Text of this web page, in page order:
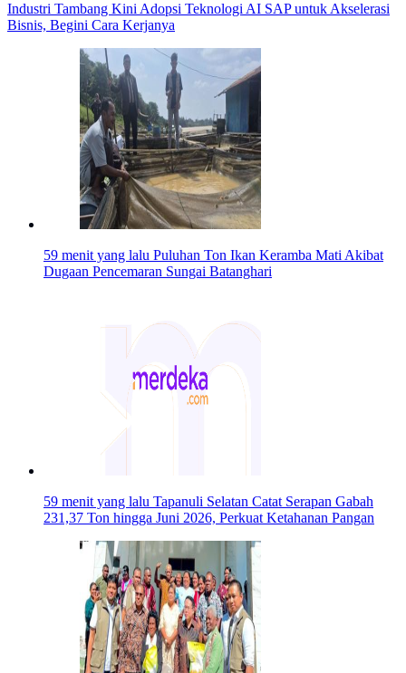
Industri Tambang Kini Adopsi Teknologi AI SAP untuk Akselerasi
Bisnis, Begini Cara Kerjanya
59 menit yang lalu Puluhan Ton Ikan Keramba Mati Akibat
Dugaan Pencemaran Sungai Batanghari
59 menit yang lalu Tapanuli Selatan Catat Serapan Gabah
231,37 Ton hingga Juni 2026, Perkuat Ketahanan Pangan